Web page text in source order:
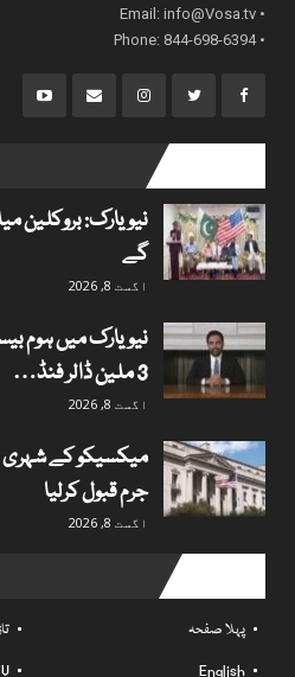
• Email:
info@Vosa.tv
• Phone: 844-698-6394
نیویارک: بروکلین
گے
اگست 8, 2026
نیویارک میں ہوم
3 ملین ڈالر فنڈ…
اگست 8, 2026
میکسیکو کے
جرم قبول کرلیا
اگست 8, 2026
پہلا صفحہ
English